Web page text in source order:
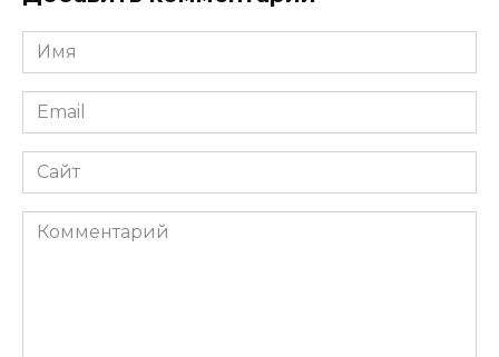
Имя
*
Email
*
Сайт
Комментарий